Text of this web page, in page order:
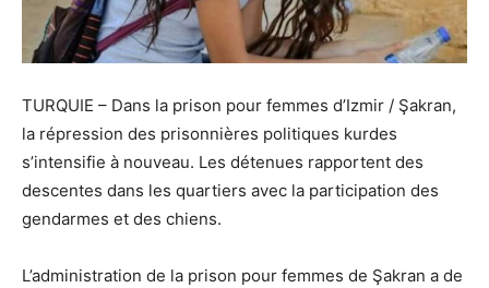
TURQUIE – Dans la prison pour femmes d’Izmir / Şakran,
la répression des prisonnières politiques kurdes
s’intensifie à nouveau. Les détenues rapportent des
descentes dans les quartiers avec la participation des
gendarmes et des chiens.
L’administration de la prison pour femmes de Şakran a de